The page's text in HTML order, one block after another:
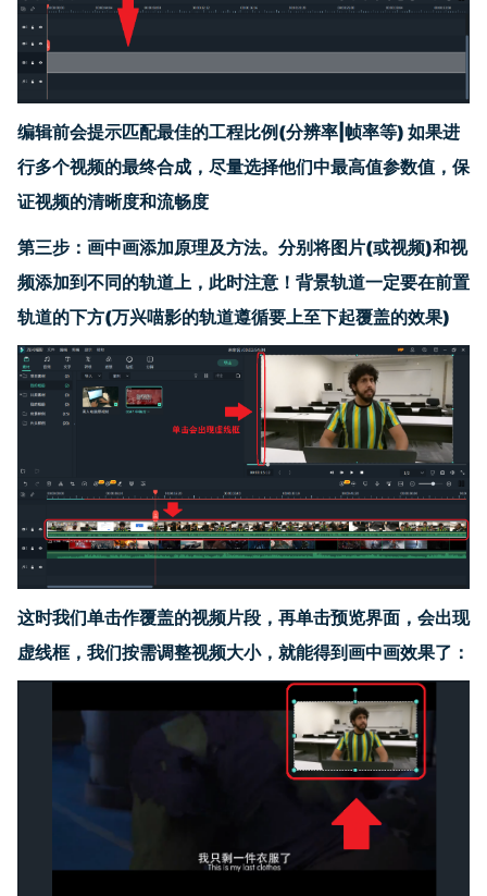
编辑前会提示匹配最佳的工程比例(分辨率 帧率等) 如果进
行多个视频的最终合成 ， 尽量选择他们中最高值参数值， 保
证视频的清晰度和流畅度
第三步： 画中画添加原理及方法。分别将图片(或视频)和视
频添加到不同的轨道上，此时注意！背景轨道一定要在前置
轨道的下方(万兴喵影的轨道遵循要上至下起覆盖的效果)
这时我们单击作覆盖的视频片段，再单击预览界面，会出现
虚线框，我们按需调整视频大小，就能得到画中画效果了：